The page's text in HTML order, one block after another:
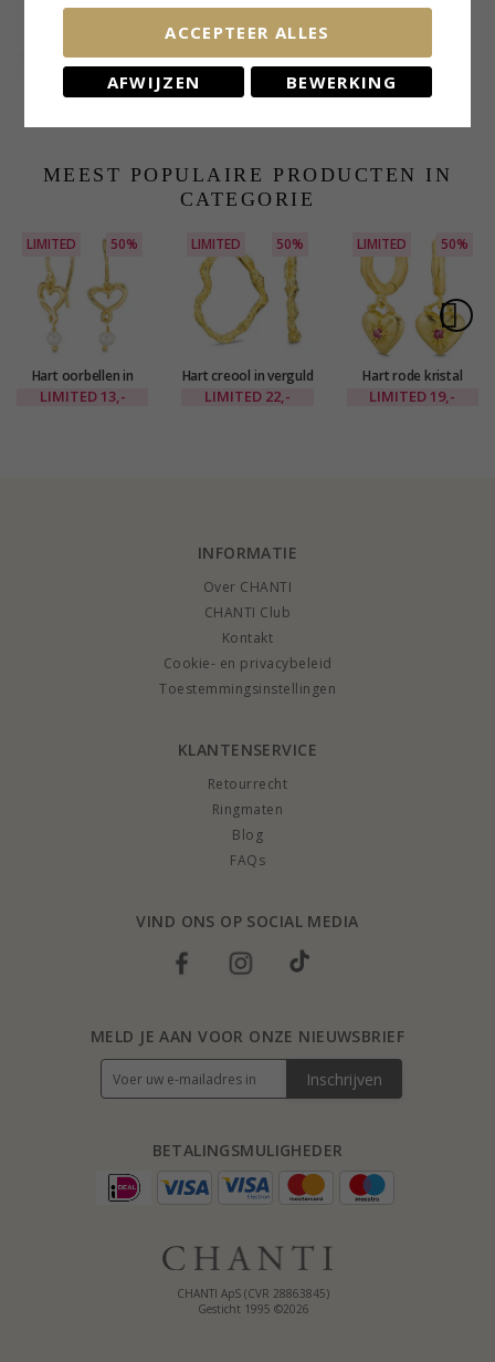
2 x 0,05 ct solitaire
goud met diamant
Letter s hanger in 14
MEEST POPULAIRE PRODUCTEN IN
CATEGORIE
LIMITED 50%
Hart oorbellen in
verguld messing -
LIMITED 13,-
LIMITED 50%
Hart creool in verguld
messing - Eliné
LIMITED 22,-
LIMITED 50%
Hart rode kristal
creool in verguld
LIMITED 19,-
INFORMATIE
Over CHANTI
CHANTI Club
Kontakt
Cookie- en privacybeleid
Toestemmingsinstellingen
KLANTENSERVICE
Retourrecht
Ringmaten
Blog
FAQs
VIND ONS OP SOCIAL MEDIA
CHANTI ApS (CVR 28863845)
Gesticht 1995 ©2026
BETALINGSMULIGHEDER
MELD JE AAN VOOR ONZE NIEUWSBRIEF
Inschrijven
ACCEPTEER ALLES
AFWIJZEN BEWERKING